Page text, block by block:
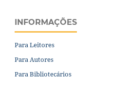
INFORMAÇÕES
Para Leitores
Para Autores
Para Bibliotecários